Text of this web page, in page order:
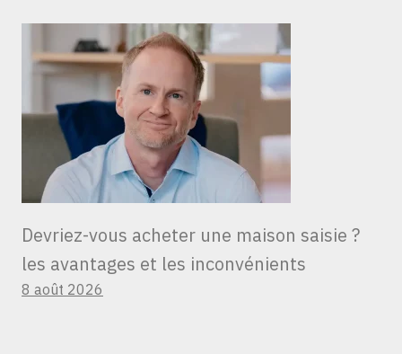
Devriez-vous acheter une maison saisie ?
les avantages et les inconvénients
8 août 2026